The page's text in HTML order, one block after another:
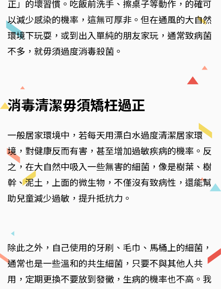
正」的壞習慣。吃飯前洗手、擦桌子等動作，的確可
以減少感染的機率，這無可厚非。但在通風的大自然
環境下玩耍，或到出入單純的朋友家玩，通常致病菌
不多，就毋須過度消毒殺菌。
消毒清潔毋須矯枉過正
一般居家環境中，若每天用漂白水過度清潔居家環
境，對健康反而有害，甚至增加過敏疾病的機率。反
之，在大自然中吸入一些無害的細菌，像是樹葉、樹
幹、泥土，上面的微生物，不僅沒有致病性，還能幫
助兒童減少過敏，提升抵抗力。
除此之外，自己使用的牙刷、毛巾、馬桶上的細菌，
通常也是一些溫和的共生細菌，只要不與其他人共
用，定期更換不要放到發黴，生病的機率也不高。我